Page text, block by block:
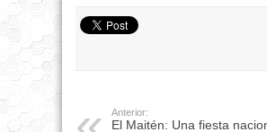
Anterior:
El Maitén: Una fiesta